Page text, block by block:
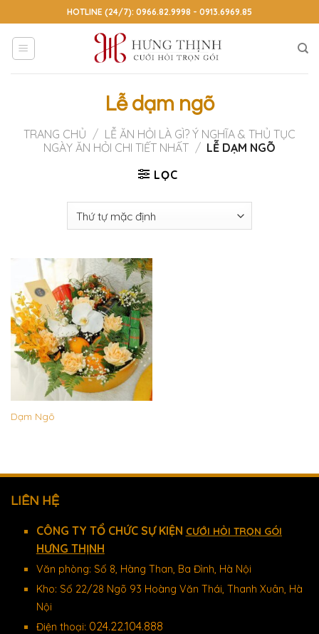
to
content
HOTLINE (24/7): 0966.82.9998 - 0913.6969.85
Lễ dạm ngõ
TRANG CHỦ / LỄ ĂN HỎI LÀ GÌ? Ý NGHĨA & THỦ TỤC
NGÀY ĂN HỎI CHI TIẾT NHẤT / LỄ DẠM NGÕ
LỌC
Dạm Ngõ
LIÊN HỆ
CÔNG TY TỔ CHỨC SỰ KIỆN CƯỚI HỎI TRỌN GÓI
HƯNG THỊNH
Văn phòng: Số 8, Hàng Than, Ba Đình, Hà Nội
Kho: Số 22/28 Ngõ 93 Hoàng Văn Thái, Thanh Xuân, Hà
Nội
Điện thoại: 024.22.104.888